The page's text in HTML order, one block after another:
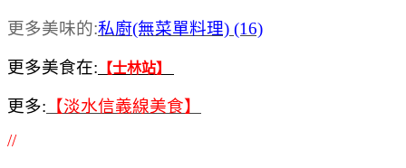
更多美味的:私廚(無菜單料理) (16)
更多美食在: 【士林站】
更多: 【淡水信義線美食】
//